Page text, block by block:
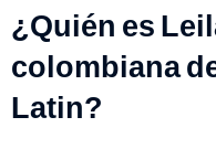
¿Quién es
colombiana
Latin?